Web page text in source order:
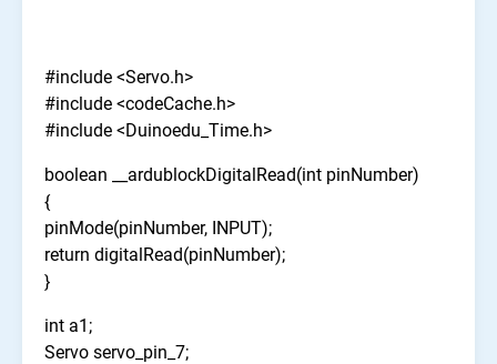
#include <Servo.h>
#include <codeCache.h>
#include <Duinoedu_Time.h>
boolean __ardublockDigitalRead(int pinNumber)
{
pinMode(pinNumber, INPUT);
return digitalRead(pinNumber);
}
int a1;
Servo servo_pin_7;